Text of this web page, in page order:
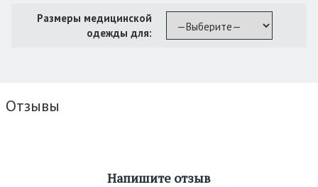
Размеры медицинской
одежды для:
Отзывы
Напишите отзыв